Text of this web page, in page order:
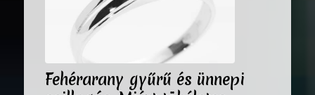
Fehérarany gyűrű és ünnepi